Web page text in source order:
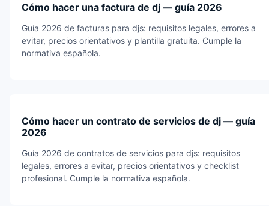
Cómo hacer una factura de dj — guía 2026
Guía 2026 de facturas para djs: requisitos legales, errores a
evitar, precios orientativos y plantilla gratuita. Cumple la
normativa española.
Cómo hacer un contrato de servicios de dj — guía
2026
Guía 2026 de contratos de servicios para djs: requisitos
legales, errores a evitar, precios orientativos y checklist
profesional. Cumple la normativa española.